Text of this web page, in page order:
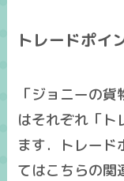
トレードポイ
「ジョニーの
はそれぞれ「ト
ます．トレード
てはこちらの関